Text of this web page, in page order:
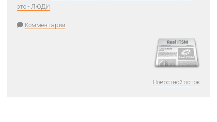
это - ЛЮДИ
Комментарии
Новостной поток